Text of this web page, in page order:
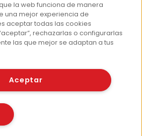
Hemeroteca
Contacto
Prensa
Consumer
© Fundación EROSKI
de cookies
la web funciona de manera
una mejor experiencia de
aceptar todas las cookies
rechazarlas o configurarlas
las que mejor se adaptan a tus
Aceptar